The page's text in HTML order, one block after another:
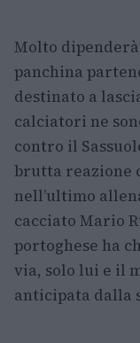
Molto
panchina
destinato a
calciatori ne
contro il
brutta reazione
nell’ultimo
cacciato Mario
portoghese ha
via, solo lui e il
anticipata dalla